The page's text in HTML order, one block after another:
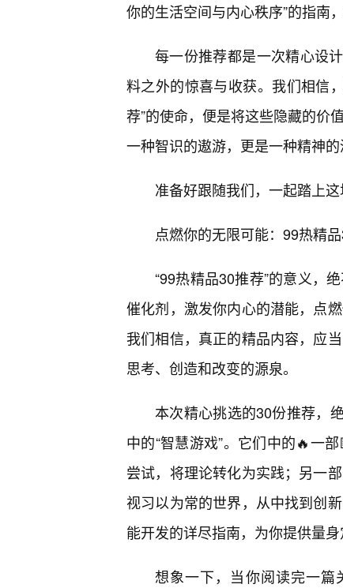
你的生活空间与内心秩序”的指南
每一份推荐都是一次精心设
料之外的惊喜与收获。我们相信
荐”的使命，便是将这些隐藏的价
一种智识的遨游，更是一种精神的
准备好跟随我们，一起踏上这
点燃你的无限可能：99热精
“99热精品30推荐”的意义，
催化剂，激发你内心的潜能，点
我们相信，真正的精品内容，应
思考、创造和改变的源泉。
本次精心挑选的30份推荐，
中的“智慧游戏”。它们中的🔥一
尝试，将理论转化为实践；另一
视习以为常的世界，从中找到创
能开发的详尽指南，为你提供量身
想象一下，当你阅读完一篇